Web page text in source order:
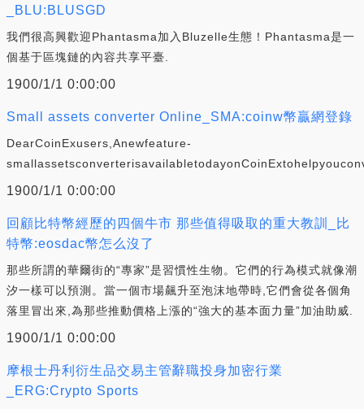
_BLU:BLUSGD
我們很高興歡迎Phantasma加入Bluzelle生態！Phantasma是一
個基于區塊鏈的內容共享平臺.
1900/1/1 0:00:00
Small assets converter Online_SMA:coinw幣贏網登錄
DearCoinExusers,Anewfeature-
1900/1/1 0:00:00
回顧比特幣經歷的四個牛市 那些值得吸取的重大教訓_比
特幣:eosdac幣怎么沒了
那些所謂的華爾街的“專家”是習慣性生物。它們的行為模式就像潮
汐一樣可以預測。當一個市場飆升至泡沫地帶時,它們會從各個角
落里冒出來,為那些推動價格上漲的“強大的基本面力量”加油助威.
1900/1/1 0:00:00
摩根士丹利衍生品交易主管辭職投身加密行業
_ERG:Crypto Sports